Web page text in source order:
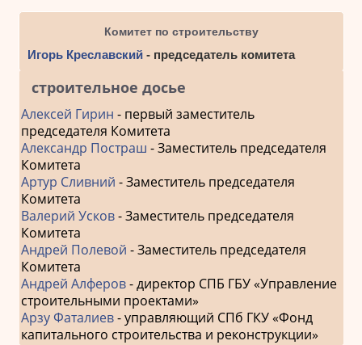
Комитет по строительству
Игорь Креславский - председатель комитета
строительное досье
Алексей Гирин - первый заместитель
председателя Комитета
Александр Постраш - Заместитель председателя
Комитета
Артур Сливний - Заместитель председателя
Комитета
Валерий Усков- Заместитель председателя
Комитета
Андрей Полевой - Заместитель председателя
Комитета
Андрей Алферов- директор СПБ ГБУ «Управление
строительными проектами»
Арзу Фаталиев- управляющий СПб ГКУ «Фонд
капитального строительства и реконструкции»